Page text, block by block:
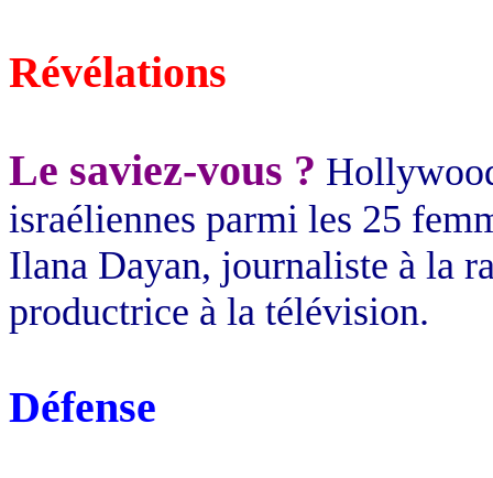
Révélations
Le saviez-vous ?
israéliennes parmi les 25
Ilana Dayan, journaliste à la
productrice à la télévision.
Défense